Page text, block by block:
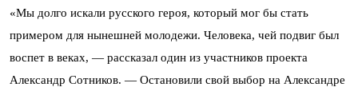
«Мы долго искали русского героя, который мог бы стать
примером для нынешней молодежи. Человека, чей подвиг был
воспет в веках, — рассказал один из участников проекта
Александр Сотников. — Остановили свой выбор на Александре